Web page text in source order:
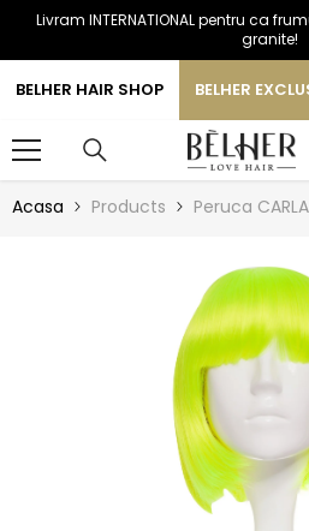
SARI LA CONTINUT
Livram INTERNATIONAL pentru ca
granite!
BELHER HAIR SHOP BELHER
Acasa Products Peruca